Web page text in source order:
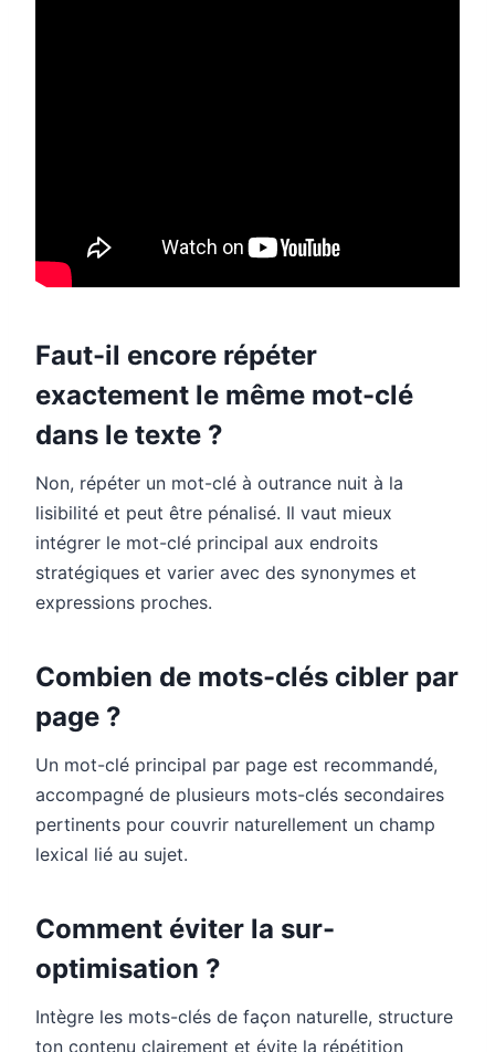
Faut-il encore répéter
exactement le même mot-clé
dans le texte ?
Non, répéter un mot-clé à outrance nuit à la
lisibilité et peut être pénalisé. Il vaut mieux
intégrer le mot-clé principal aux endroits
stratégiques et varier avec des synonymes et
expressions proches.
Combien de mots-clés cibler par
page ?
Un mot-clé principal par page est recommandé,
accompagné de plusieurs mots-clés secondaires
pertinents pour couvrir naturellement un champ
lexical lié au sujet.
Comment éviter la sur-
optimisation ?
Intègre les mots-clés de façon naturelle, structure
ton contenu clairement et évite la répétition